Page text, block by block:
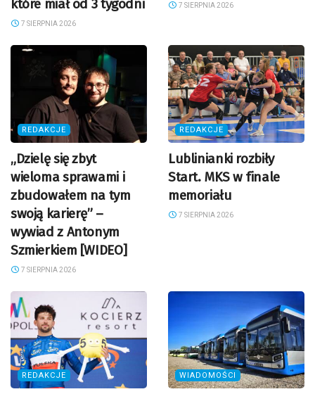
które miał od 3 tygodni
7 SIERPNIA 2026
7 SIERPNIA 2026
REDAKCJE
„Dzielę się zbyt
wieloma sprawami i
zbudowałem na tym
swoją karierę” –
wywiad z Antonym
Szmierkiem [WIDEO]
7 SIERPNIA 2026
REDAKCJE
Lublinianki rozbiły
Start. MKS w finale
memoriału
7 SIERPNIA 2026
REDAKCJE WIADOMOŚCI